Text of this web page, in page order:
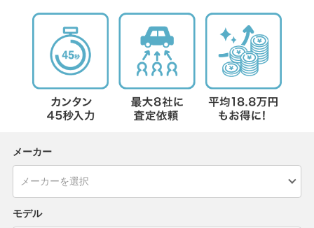
メーカー
モデル